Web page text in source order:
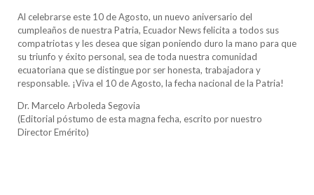
Al celebrarse este 10 de Agosto, un nuevo aniversario del
cumpleaños de nuestra Patria, Ecuador News felicita a todos sus
compatriotas y les desea que sigan poniendo duro la mano para que
su triunfo y éxito personal, sea de toda nuestra comunidad
ecuatoriana que se distingue por ser honesta, trabajadora y
responsable. ¡Viva el 10 de Agosto, la fecha nacional de la Patria!
Dr. Marcelo Arboleda Segovia
(Editorial póstumo de esta magna fecha, escrito por nuestro
Director Emérito)